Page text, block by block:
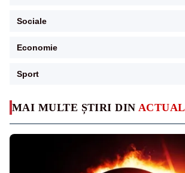
MAI MULTE ȘTIRI DIN
Sociale
Economie
Sport